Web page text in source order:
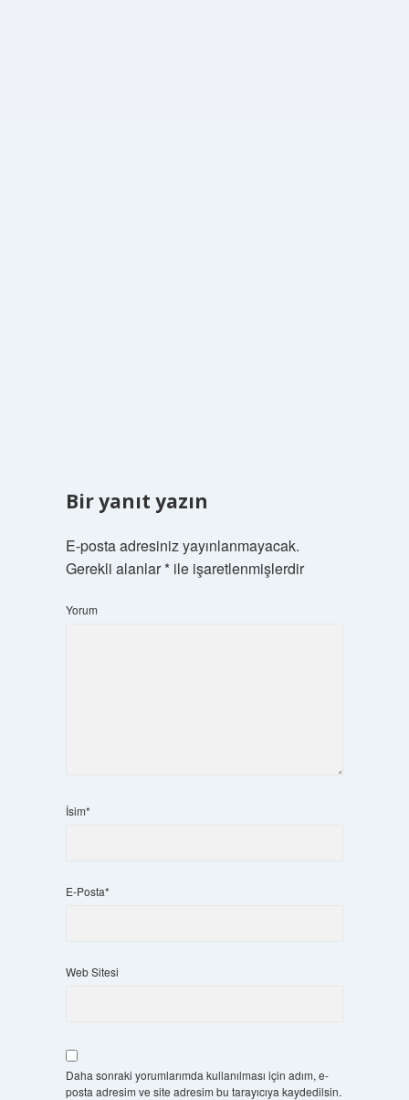
Bir yanıt yazın
E-posta adresiniz yayınlanmayacak.
Gerekli alanlar*ile işaretlenmişlerdir
Yorum
İsim*
E-Posta*
Web Sitesi
Daha sonraki yorumlarımda kullanılması için adım, e-
posta adresim ve site adresim bu tarayıcıya kaydedilsin.